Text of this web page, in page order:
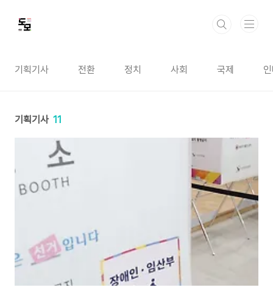
기획기사 전환 정치 사회 국제
기획기사 11